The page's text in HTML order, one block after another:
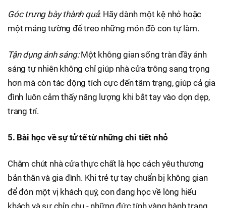
Góc trưng bày thành quả: Hãy dành một kệ nhỏ hoặc
một mảng tường để treo những món đồ con tự làm.
Tận dụng ánh sáng:Một không gian sống tràn đầy ánh
sáng tự nhiên không chỉ giúp nhà cửa trông sang trọng
hơn mà còn tác động tích cực đến tâm trạng, giúp cả gia
đình luôn cảm thấy năng lượng khi bắt tay vào dọn dẹp,
trang trí.
5. Bài học về sự tử tế từ những chi tiết nhỏ
Chăm chút nhà cửa thực chất là học cách yêu thương
bản thân và gia đình. Khi trẻ tự tay chuẩn bị không gian
để đón một vị khách quý, con đang học về lòng hiếu